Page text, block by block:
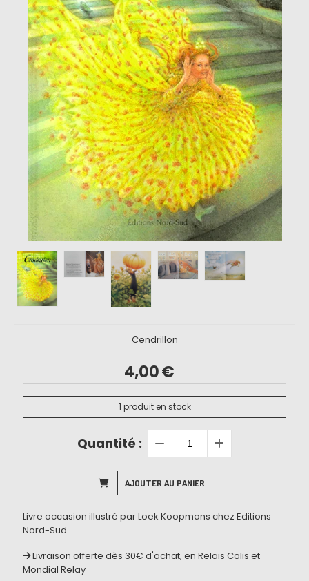
Cendrillon
4,00€
1 produit en stock
Quantité :
AJOUTER AU PANIER
Livre occasion illustré par Loek Koopmans chez Editions
Nord-Sud
Livraison offerte dès 30€ d'achat, en Relais Colis et
Mondial Relay